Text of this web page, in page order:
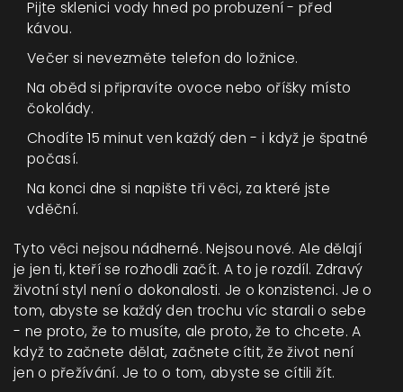
Pijte sklenici vody hned po probuzení - před
kávou.
Večer si nevezměte telefon do ložnice.
Na oběd si připravíte ovoce nebo oříšky místo
čokolády.
Chodíte 15 minut ven každý den - i když je špatné
počasí.
Na konci dne si napište tři věci, za které jste
vděční.
Tyto věci nejsou nádherné. Nejsou nové. Ale dělají
je jen ti, kteří se rozhodli začít. A to je rozdíl. Zdravý
životní styl není o dokonalosti. Je o konzistenci. Je o
tom, abyste se každý den trochu víc starali o sebe
- ne proto, že to musíte, ale proto, že to chcete. A
když to začnete dělat, začnete cítit, že život není
jen o přežívání. Je to o tom, abyste se cítili žít.